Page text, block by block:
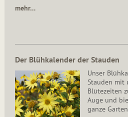
mehr…
Der Blühkalender der Stauden
Unser
Stauden mit
Blütezeiten
Auge und
ganze